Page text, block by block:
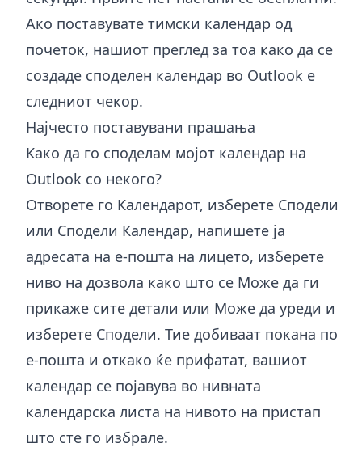
Ако поставувате тимски календар од
почеток, нашиот преглед за тоа како да се
создаде споделен календар во Outlook е
следниот чекор.
Најчесто поставувани прашања
Како да го споделам мојот календар на
Outlook со некого?
Отворете го Календарот, изберете Сподели
или Сподели Календар, напишете ја
адресата на е-пошта на лицето, изберете
ниво на дозвола како што се Може да ги
прикаже сите детали или Може да уреди и
изберете Сподели. Тие добиваат покана по
е-пошта и откако ќе прифатат, вашиот
календар се појавува во нивната
календарска листа на нивото на пристап
што сте го избрале.